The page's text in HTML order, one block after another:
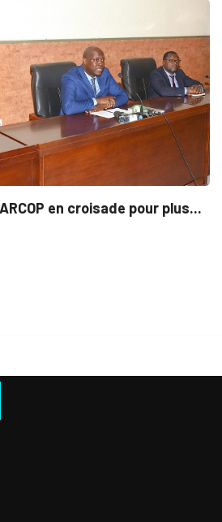
RÉGIONALE
concertée et durable du